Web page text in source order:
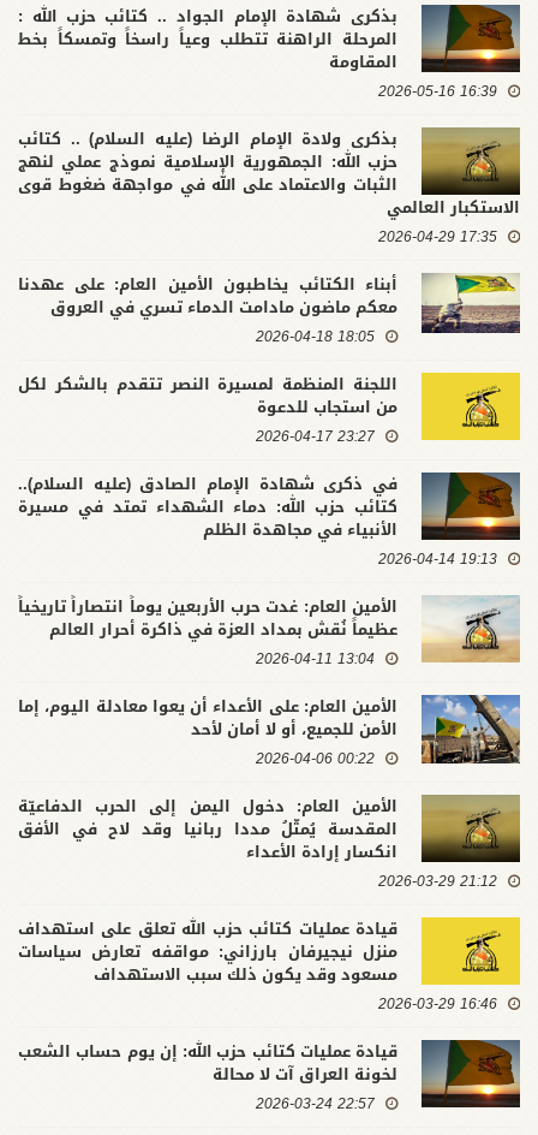
بذكرى شهادة الإمام الجواد .. كتائب حزب الله :
المرحلة الراهنة تتطلب وعياً راسخاً وتمسكاً بخط
المقاومة
16:39 2026-05-16
بذكرى ولادة الإمام الرضا (عليه السلام) .. كتائب
حزب الله: الجمهورية الإسلامية نموذج عملي لنهج
الثبات والاعتماد على الله في مواجهة ضغوط قوى
الاستكبار العالمي
17:35 2026-04-29
أبناء الكتائب يخاطبون الأمين العام: على عهدنا
معكم ماضون مادامت الدماء تسري في العروق
18:05 2026-04-18
اللجنة المنظمة لمسيرة النصر تتقدم بالشكر لكل
من استجاب للدعوة
23:27 2026-04-17
في ذكرى شهادة الإمام الصادق (عليه السلام)..
كتائب حزب الله: دماء الشهداء تمتد في مسيرة
الأنبياء في مجاهدة الظلم
19:13 2026-04-14
الأمين العام: غدت حرب الأربعين يوماً انتصاراً تاريخياً
عظيماً نُقش بمداد العزة في ذاكرة أحرار العالم
13:04 2026-04-11
الأمين العام: على الأعداء أن يعوا معادلة اليوم، إما
الأمن للجميع، أو لا أمان لأحد
00:22 2026-04-06
الأمين العام: دخول اليمن إلى الحرب الدفاعيّة
المقدسة يُمثّلُ مددا ربانيا وقد لاح في الأفق
انكسار إرادة الأعداء
21:12 2026-03-29
قيادة عمليات كتائب حزب الله تعلق على استهداف
منزل نيجيرفان بارزاني: مواقفه تعارض سياسات
مسعود وقد يكون ذلك سبب الاستهداف
16:46 2026-03-29
قيادة عمليات كتائب حزب الله: إن يوم حساب الشعب
لخونة العراق آت لا محالة
22:57 2026-03-24